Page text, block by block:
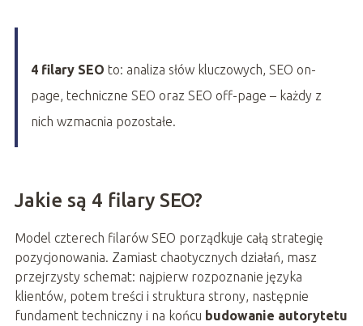
4 filary SEO to: analiza słów kluczowych, SEO on-
page, techniczne SEO oraz SEO off-page – każdy z
nich wzmacnia pozostałe.
Jakie są 4 filary SEO?
Model czterech filarów SEO porządkuje całą strategię
pozycjonowania. Zamiast chaotycznych działań, masz
przejrzysty schemat: najpierw rozpoznanie języka
klientów, potem treści i struktura strony, następnie
fundament techniczny i na końcu budowanie autorytetu